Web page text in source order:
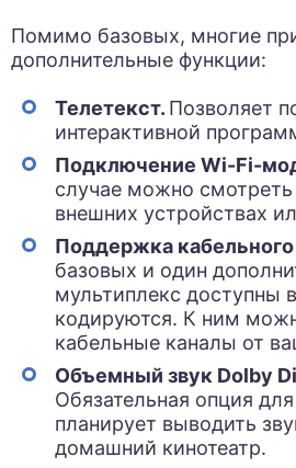
Помимо базовых, многие
дополнительные функции:
Телетекст. Позволяет
интерактивной
Подключение Wi-Fi-
случае можно смотреть
внешних устройствах
Поддержка
базовых и один
мультиплекс доступны
кодируются. К ним
кабельные каналы от
Объемный звук Dolby
Обязательная опция для
планирует выводить
домашний кинотеатр.